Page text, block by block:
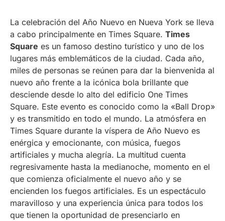
La celebración del Año Nuevo en Nueva York se lleva
a cabo principalmente en Times Square. Times
Square es un famoso destino turístico y uno de los
lugares más emblemáticos de la ciudad. Cada año,
miles de personas se reúnen para dar la bienvenida al
nuevo año frente a la icónica bola brillante que
desciende desde lo alto del edificio One Times
Square. Este evento es conocido como la «Ball Drop»
y es transmitido en todo el mundo. La atmósfera en
Times Square durante la víspera de Año Nuevo es
enérgica y emocionante, con música, fuegos
artificiales y mucha alegría. La multitud cuenta
regresivamente hasta la medianoche, momento en el
que comienza oficialmente el nuevo año y se
encienden los fuegos artificiales. Es un espectáculo
maravilloso y una experiencia única para todos los
que tienen la oportunidad de presenciarlo en